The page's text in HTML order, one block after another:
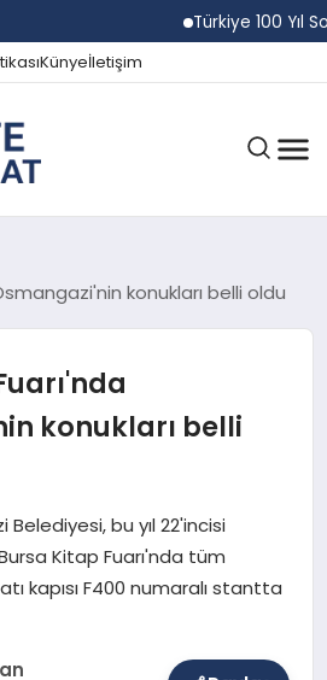
Türkiye 100 Yıl
Künyeİletişim
konukları belli oldu
konukları belli
bu yıl 22'incisi
Kitap Fuarı'nda tüm
kapısı F400 numaralı stantta